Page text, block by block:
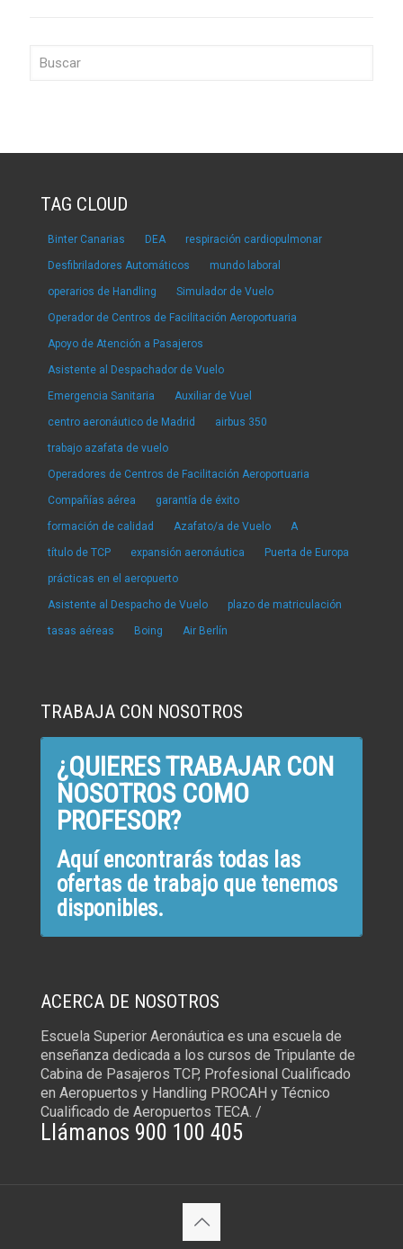
TAG CLOUD
Binter Canarias DEA respiración cardiopulmonar
Desfibriladores Automáticos mundo laboral
operarios de Handling Simulador de Vuelo
Operador de Centros de Facilitación Aeroportuaria
Apoyo de Atención a Pasajeros
Asistente al Despachador de Vuelo
Emergencia Sanitaria Auxiliar de Vuel
centro aeronáutico de Madrid airbus 350
trabajo azafata de vuelo
Operadores de Centros de Facilitación Aeroportuaria
Compañías aérea garantía de éxito
formación de calidad Azafato/a de Vuelo A
título de TCP expansión aeronáutica Puerta de Europa
prácticas en el aeropuerto
Asistente al Despacho de Vuelo plazo de matriculación
tasas aéreas Boing Air Berlín
TRABAJA CON NOSOTROS
¿QUIERES TRABAJAR CON
NOSOTROS COMO
PROFESOR?
Aquí encontrarás todas las
ofertas de trabajo que tenemos
disponibles.
ACERCA DE NOSOTROS
Escuela Superior Aeronáutica es una escuela de
enseñanza dedicada a los cursos de Tripulante de
Cabina de Pasajeros TCP, Profesional Cualificado
en Aeropuertos y Handling PROCAH y Técnico
Cualificado de Aeropuertos TECA. /
Llámanos 900 100 405